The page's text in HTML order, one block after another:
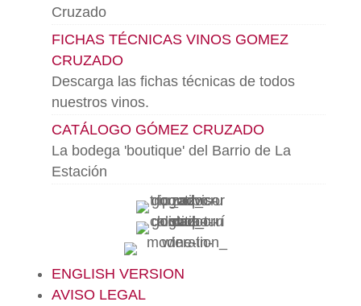
Cruzado
FICHAS TÉCNICAS VINOS GOMEZ
CRUZADO
Descarga las fichas técnicas de todos
nuestros vinos.
CATÁLOGO GÓMEZ CRUZADO
La bodega 'boutique' del Barrio de La
Estación
ENGLISH VERSION
AVISO LEGAL